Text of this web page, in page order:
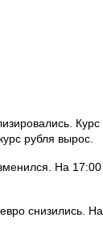
Курс
рубля вырос.
На 17:00
снизились. На